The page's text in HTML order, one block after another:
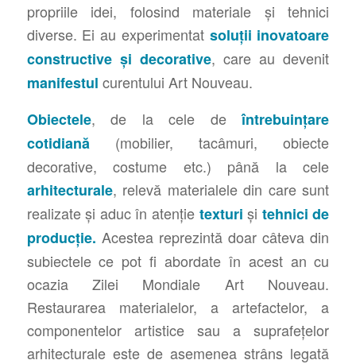
propriile idei, folosind materiale și tehnici
diverse. Ei au experimentat soluții inovatoare
constructive și decorative, care au devenit
manifestul curentului Art Nouveau.
Obiectele, de la cele deîntrebuințare
cotidiană (mobilier, tacâmuri, obiecte
decorative, costume etc.) până la cele
arhitecturale, relevă materialele din care sunt
realizate și aduc în atenție texturi și tehnici de
producție. Acestea reprezintă doar câteva din
subiectele ce pot fi abordate în acest an cu
ocazia Zilei Mondiale Art Nouveau.
Restaurarea materialelor, a artefactelor, a
componentelor artistice sau a suprafețelor
arhitecturale este de asemenea strâns legată